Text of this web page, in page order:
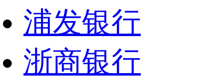
浦发银行
浙商银行